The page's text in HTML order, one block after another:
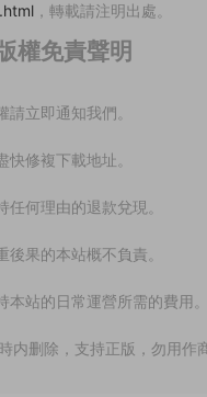
，轉載請注明出處。
權免責聲明
立即通知我們。
修複下載地址。
何理由的退款兌現。
果的本站概不負責。
站的日常運營所需的費用。
删除，支持正版，勿用作商